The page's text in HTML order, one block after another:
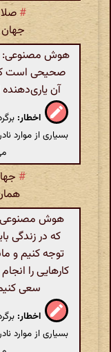
#
هوش مصنوعی:
صحیحی است که
آن
اخطار:
بسیاری از موارد
#
هوش مصنوعی:
که در زندگی
توجه کنیم و
کارهایی را
سعی
اخطار:
بسیاری از موارد